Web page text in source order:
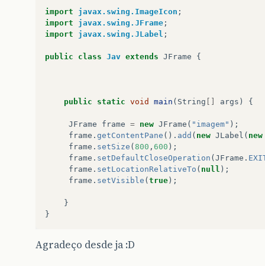
import javax.swing.ImageIcon ;
import
javax.swing.JFrame ;
import
javax.swing.JLabel ;
public class Jav extends JFrame {
public static void main ( String args ) {
JFrame frame = new JFrame ( "imagem" );
frame . getContentPane (). add ( new JLabel ( new
frame . setSize ( 800 , 600 );
frame . setDefaultCloseOperation ( JFrame .
frame . setLocationRelativeTo ( null );
frame . setVisible ( true );
}
}
Agradeço desde ja :D